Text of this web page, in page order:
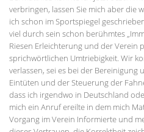
verbringen, lassen Sie mich aber die
ich schon im Sportspiegel
viel durch sein schon berühmtes
Riesen Erleichterung und der Verein
sprichwörtlichen Umtriebigkeit. Wir
verlassen, sei es bei der Bereinigung
Eintüten und der Steuerung der
dass ich irgendwo in Deutschland
mich ein Anruf ereilte in dem mich
Vorgang im Verein Informierte und